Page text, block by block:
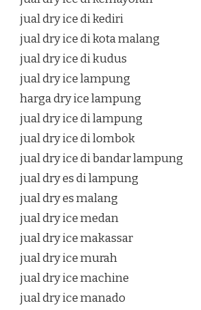
jual dry ice di kediri
jual dry ice di kota malang
jual dry ice di kudus
jual dry ice lampung
harga dry ice lampung
jual dry ice di lampung
jual dry ice di lombok
jual dry ice di bandar lampung
jual dry es di lampung
jual dry es malang
jual dry ice medan
jual dry ice makassar
jual dry ice murah
jual dry ice machine
jual dry ice manado